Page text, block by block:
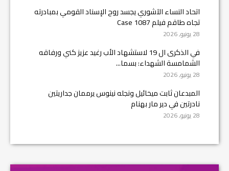
اتحاد النساء الآشوري يجسد روح الإسناد القومي بمبادرته
تجاه طاقم فيلم Case 1087
28 يونيو, 2026
في الذكرى ال 19 لاستشهاد الأب رغيد عزيز كني ورفاقه
الشمامسة الشهداء: بسما...
28 يونيو, 2026
المبدعان ثابت ميخائيل ونجله نينوس يرممان جداريتين
نادرتين في دير مار بهنام
28 يونيو, 2026